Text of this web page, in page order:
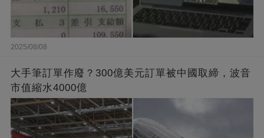
2025/08/08
大手筆訂單作廢？300億美元訂單被中國取締，波音
市值縮水4000億